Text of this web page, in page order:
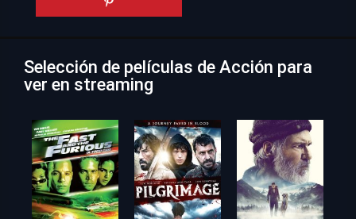
Selección de películas de Acción para
ver en streaming